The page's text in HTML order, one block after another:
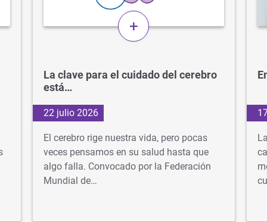
+
La clave para el cuidado del cerebro
está…
22 julio 2026
El cerebro rige nuestra vida, pero pocas
veces pensamos en su salud hasta que
algo falla. Convocado por la Federación
Mundial de…